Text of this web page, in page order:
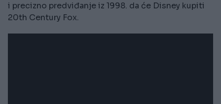
i precizno predviđanje iz 1998. da će Disney kupiti
20th Century Fox.